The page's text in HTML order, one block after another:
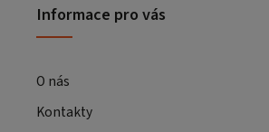
Informace pro vás
O nás
Kontakty